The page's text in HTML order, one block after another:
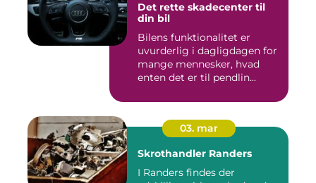
Det rette skadecenter til
din bil
Bilens funktionalitet er
uvurderlig i dagligdagen for
mange mennesker, hvad
enten det er til pendlin...
03. mar
Skrothandler Randers
I Randers findes der